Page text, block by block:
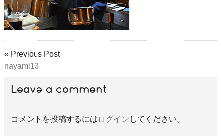
« Previous Post
nayami13
Leave a comment
コメントを投稿するには ログイン してください。